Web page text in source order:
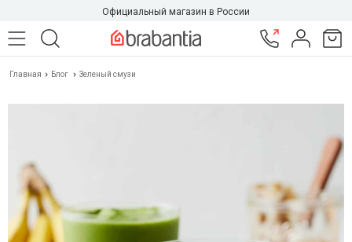
Официальный магазин в России
Главная Блог Зеленый смузи